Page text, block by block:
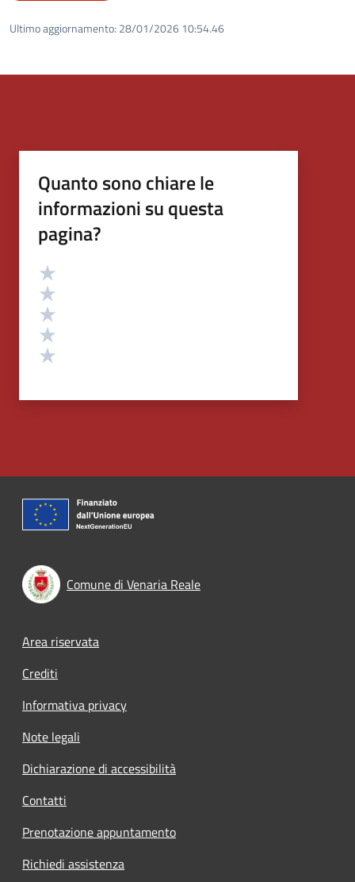
Ultimo aggiornamento: 28/01/2026 10:54.46
Quanto sono chiare le
informazioni su questa
pagina?
Valutazione
Comune di Venaria Reale
Footer menu
Area riservata
Crediti
Informativa privacy
Note legali
Dichiarazione di accessibilità
Contatti
Prenotazione appuntamento
Richiedi assistenza